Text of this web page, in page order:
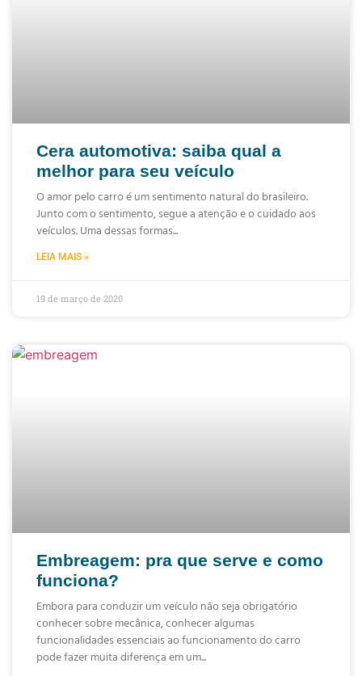
Cera automotiva: saiba qual a
melhor para seu veículo
O amor pelo carro é um sentimento natural do brasileiro.
Junto com o sentimento, segue a atenção e o cuidado aos
veículos. Uma dessas formas
LEIA MAIS »
19 de março de 2020
Embreagem: pra que serve e como
funciona?
Embora para conduzir um veículo não seja obrigatório
conhecer sobre mecânica, conhecer algumas
funcionalidades essenciais ao funcionamento do carro
pode fazer muita diferença em um